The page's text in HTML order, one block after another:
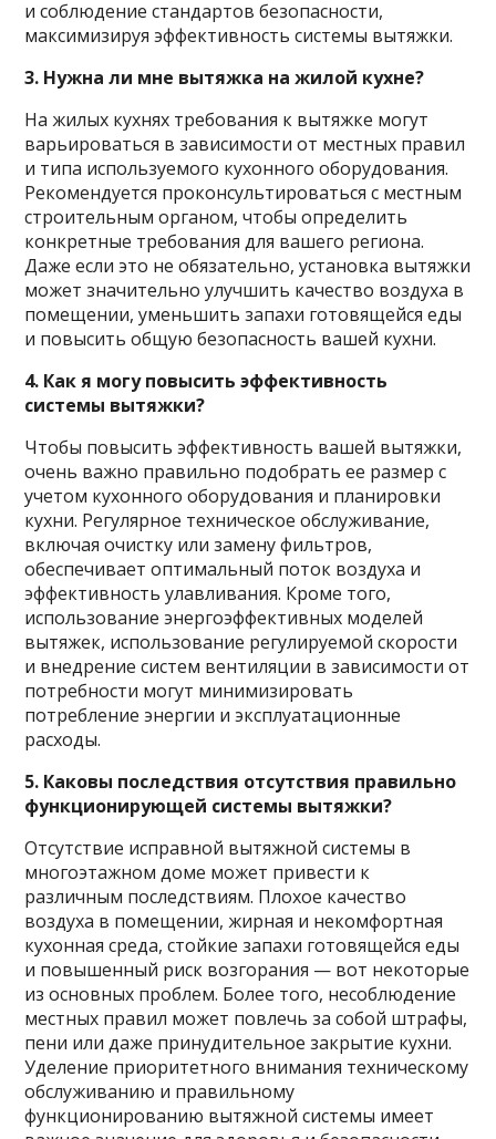
и соблюдение стандартов безопасности,
максимизируя эффективность системы вытяжки.
3. Нужна ли мне вытяжка на жилой кухне?
На жилых кухнях требования к вытяжке могут
варьироваться в зависимости от местных правил
и типа используемого кухонного оборудования.
Рекомендуется проконсультироваться с местным
строительным органом, чтобы определить
конкретные требования для вашего региона.
Даже если это не обязательно, установка вытяжки
может значительно улучшить качество воздуха в
помещении, уменьшить запахи готовящейся еды
и повысить общую безопасность вашей кухни.
4. Как я могу повысить эффективность
системы вытяжки?
Чтобы повысить эффективность вашей вытяжки,
очень важно правильно подобрать ее размер с
учетом кухонного оборудования и планировки
кухни. Регулярное техническое обслуживание,
включая очистку или замену фильтров,
обеспечивает оптимальный поток воздуха и
эффективность улавливания. Кроме того,
использование энергоэффективных моделей
вытяжек, использование регулируемой скорости
и внедрение систем вентиляции в зависимости от
потребности могут минимизировать
потребление энергии и эксплуатационные
расходы.
5. Каковы последствия отсутствия правильно
функционирующей системы вытяжки?
Отсутствие исправной вытяжной системы в
многоэтажном доме может привести к
различным последствиям. Плохое качество
воздуха в помещении, жирная и некомфортная
кухонная среда, стойкие запахи готовящейся еды
и повышенный риск возгорания — вот некоторые
из основных проблем. Более того, несоблюдение
местных правил может повлечь за собой штрафы,
пени или даже принудительное закрытие кухни.
Уделение приоритетного внимания техническому
обслуживанию и правильному
функционированию вытяжной системы имеет